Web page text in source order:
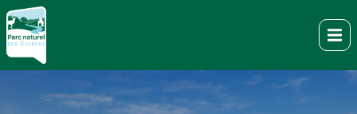
Direkt
zum
Inhalt